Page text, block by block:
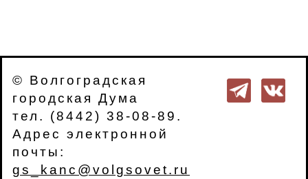
© Волгоградская
городская Дума
тел. (8442) 38-08-89.
Адрес электронной
почты:
gs_kanc@volgsovet.ru